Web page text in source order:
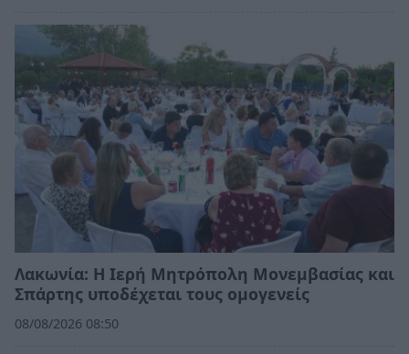
Λακωνία: Η Ιερή Μητρόπολη Μονεμβασίας και
Σπάρτης υποδέχεται τους ομογενείς
08/08/2026 08:50